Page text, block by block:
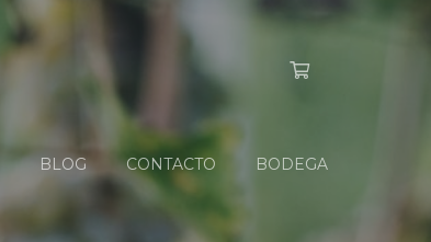
BLOG CONTACTO BODEGA